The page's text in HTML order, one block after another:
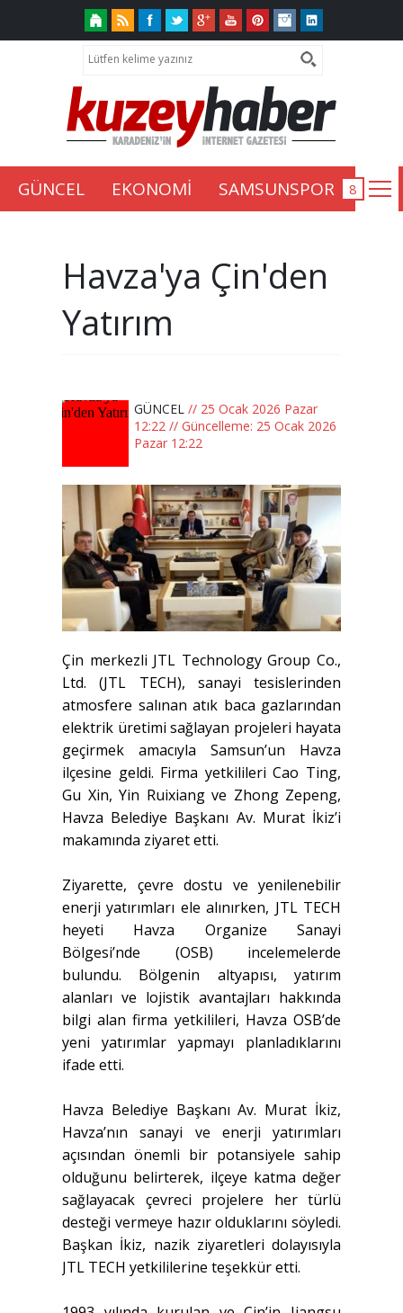
GÜNCEL EKONOMİ SAMSUNSPOR
Havza'ya Çin'den
Yatırım
GÜNCEL // 25 Ocak 2026 Pazar
12:22 // Güncelleme: 25 Ocak 2026
Pazar 12:22
Çin merkezli JTL Technology Group Co.,
Ltd. (JTL TECH), sanayi tesislerinden
atmosfere salınan atık baca gazlarından
elektrik üretimi sağlayan projeleri hayata
geçirmek amacıyla Samsun’un Havza
ilçesine geldi. Firma yetkilileri Cao Ting,
Gu Xin, Yin Ruixiang ve Zhong Zepeng,
Havza Belediye Başkanı Av. Murat İkiz’i
makamında ziyaret etti.
Ziyarette, çevre dostu ve yenilenebilir
enerji yatırımları ele alınırken, JTL TECH
heyeti Havza Organize Sanayi
Bölgesi’nde (OSB) incelemelerde
bulundu. Bölgenin altyapısı, yatırım
alanları ve lojistik avantajları hakkında
bilgi alan firma yetkilileri, Havza OSB’de
yeni yatırımlar yapmayı planladıklarını
ifade etti.
Havza Belediye Başkanı Av. Murat İkiz,
Havza’nın sanayi ve enerji yatırımları
açısından önemli bir potansiyele sahip
olduğunu belirterek, ilçeye katma değer
sağlayacak çevreci projelere her türlü
desteği vermeye hazır olduklarını söyledi.
Başkan İkiz, nazik ziyaretleri dolayısıyla
JTL TECH yetkililerine teşekkür etti.